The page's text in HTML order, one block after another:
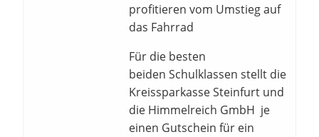
profitieren vom Umstieg auf
das Fahrrad
Für die besten
beiden Schulklassen stellt die
Kreissparkasse Steinfurt und
die Himmelreich GmbH je
einen Gutschein für ein